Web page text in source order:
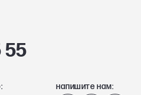
55
напишите нам: